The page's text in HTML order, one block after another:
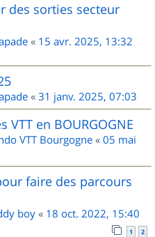
des sorties secteur
« 15 avr. 2025, 13:32
« 31 janv. 2025, 07:03
VTT en BOURGOGNE
VTT Bourgogne « 05 mai
faire des parcours
boy « 18 oct. 2022, 15:40
1 2